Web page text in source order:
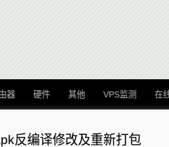
器 硬件 其他 VPS监测 在
反编译修改及重新打包